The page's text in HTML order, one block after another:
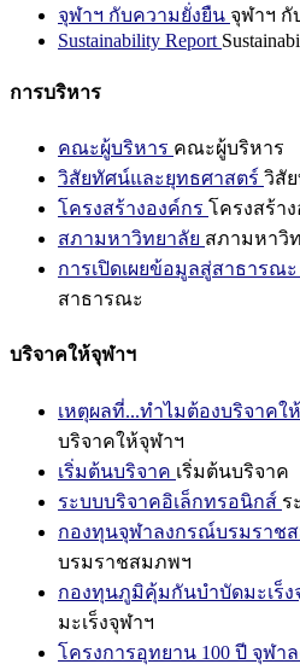
จุฬาฯ กับความยั่งยืน จุฬาฯ กั
Sustainability Report
การบริหาร
คณะผู้บริหาร คณะผู้บริหาร
วิสัยทัศน์และยุทธศาสตร์ วิสั
โครงสร้างองค์กร โครงสร้า
สภามหาวิทยาลัย สภามหาวิ
การเปิดเผยข้อมูลสู่สาธารณะ
สาธารณะ
บริจาคให้จุฬาฯ
เหตุผลที่...ทำไมต้องบริจาคใ
บริจาคให้จุฬาฯ
เริ่มต้นบริจาค เริ่มต้นบริจาค
ระบบบริจาคอิเล็กทรอนิกส์ ร
กองทุนจุฬาลงกรณ์บรมราช
บรมราชสมภพฯ
กองทุนภูมิคุ้มกันบำบัดมะเร็ง
มะเร็งจุฬาฯ
โครงการอุทยาน 100 ปี จุฬ